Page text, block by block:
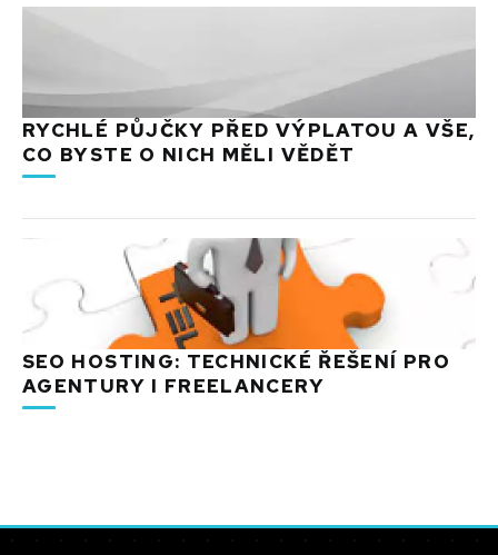
RYCHLÉ PŮJČKY PŘED VÝPLATOU A VŠE,
CO BYSTE O NICH MĚLI VĚDĚT
SEO HOSTING: TECHNICKÉ ŘEŠENÍ PRO
AGENTURY I FREELANCERY